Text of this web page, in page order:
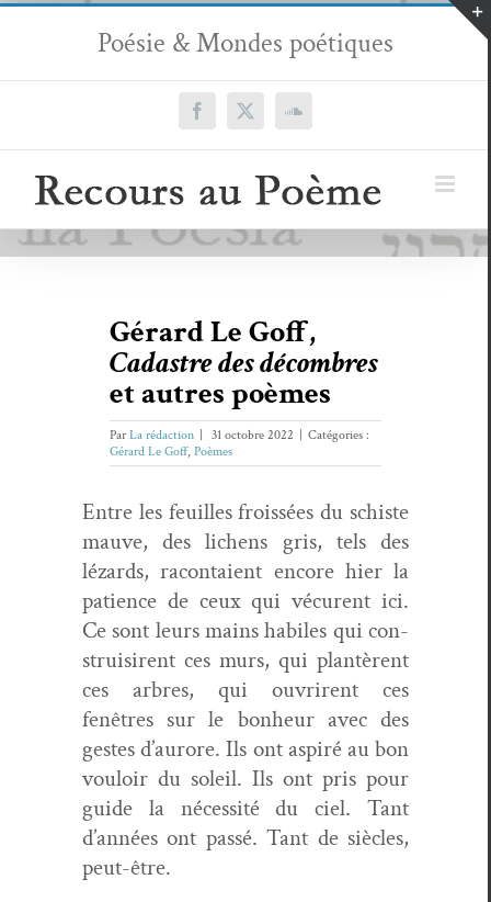
Passer
contenu
Poésie & Mondes poétiques
Facebook
X SoundCloud
Gérard Le Goff,
Cadastre des décombres
et autres poèmes
ParLa rédaction 31 octobre 2022
Catégories :
Gérard Le Goff, Poèmes
Entre les feuilles frois­sées du schiste
mauve, des lichens gris, tels des
lézards, racon­taient encore hier la
patience de ceux qui vécurent ici.
Ce sont leurs mains habiles qui con­
stru­isirent ces murs, qui plan­tèrent
ces arbres, qui ouvrirent ces
fenêtres sur le bon­heur avec des
gestes d’aurore. Ils ont aspiré au bon
vouloir du soleil. Ils ont pris pour
guide la néces­sité du ciel. Tant
d’années ont passé. Tant de siè­cles,
peut-être.